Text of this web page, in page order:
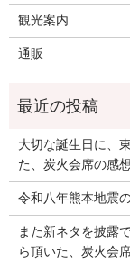
観光案内
通販
大切な誕生日に、
た、炭火会席の感
令和八年熊本地震
また新ネタを披露
ら頂いた、炭火会